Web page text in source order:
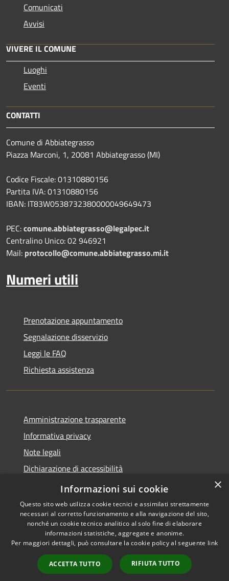
Comunicati
Avvisi
VIVERE IL COMUNE
Luoghi
Eventi
CONTATTI
Comune di Abbiategrasso
Piazza Marconi, 1, 20081 Abbiategrasso (MI)
Codice Fiscale: 01310880156
Partita IVA: 01310880156
IBAN: IT83W0538732380000049649473
PEC:comune.abbiategrasso@legalpec.it
Centralino Unico: 02 946921
Mail: protocollo@comune.abbiategrasso.mi.it
Numeri utili
Prenotazione appuntamento
Segnalazione disservizio
Leggi le FAQ
Richiesta assistenza
Amministrazione trasparente
Informativa privacy
Note legali
Dichiarazione di accessibilità
Whistleblowing
Accessibilità
Copyright © 2026 • Comune di
Abbiategrasso • Powered by
Municipium•
Accesso
redazione
×
Informazioni sui cookie
Questo sito web utilizza cookie tecnici e assimilati strettamente
necessari al corretto funzionamento e alla navigazione del sito,
nonché un cookie tecnico analitico al solo fine di elaborare
informazioni statistiche, aggregate e anonime.
Per maggiori dettagli, può consultare la cookie policy al seguente link
ACCETTA TUTTO RIFIUTA TUTTO